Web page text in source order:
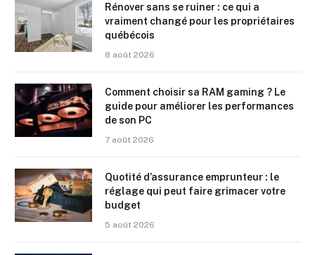
Rénover sans se ruiner : ce qui a
vraiment changé pour les propriétaires
québécois
8 août 2026
Comment choisir sa RAM gaming ? Le
guide pour améliorer les performances
de son PC
7 août 2026
Quotité d’assurance emprunteur : le
réglage qui peut faire grimacer votre
budget
5 août 2026